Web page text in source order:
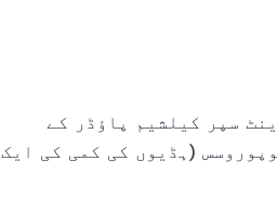
سپر کیلشیم پاؤڈر کے
(ہڈیوں کی کمی کی ایک